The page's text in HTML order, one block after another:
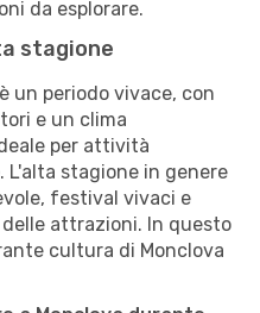
da esplorare.
stagione
è un periodo vivace, con
e un clima
per attività
stagione in genere
festival vivaci e
attrazioni. In questo
cultura di Monclova